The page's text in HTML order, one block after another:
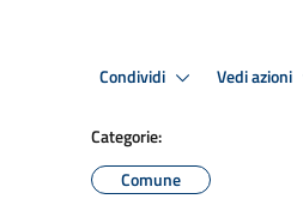
Condividi Vedi azioni
Categorie:
Comune